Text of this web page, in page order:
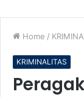
Home /
KRIMINALITAS